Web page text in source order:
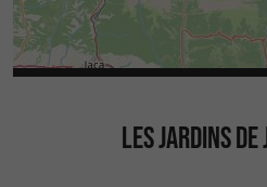
LES JARDINS